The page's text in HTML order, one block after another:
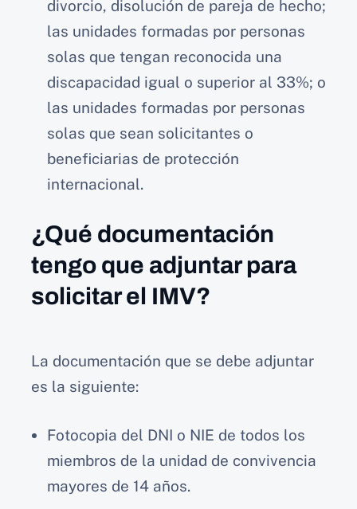
divorcio, disolución de pareja de hecho;
las unidades formadas por personas
solas que tengan reconocida una
discapacidad igual o superior al 33%; o
las unidades formadas por personas
solas que sean solicitantes o
beneficiarias de protección
internacional.
¿Qué documentación
tengo que adjuntar para
solicitar el IMV?
La documentación que se debe adjuntar
es la siguiente:
Fotocopia del DNI o NIE de todos los
miembros de la unidad de convivencia
mayores de 14 años.